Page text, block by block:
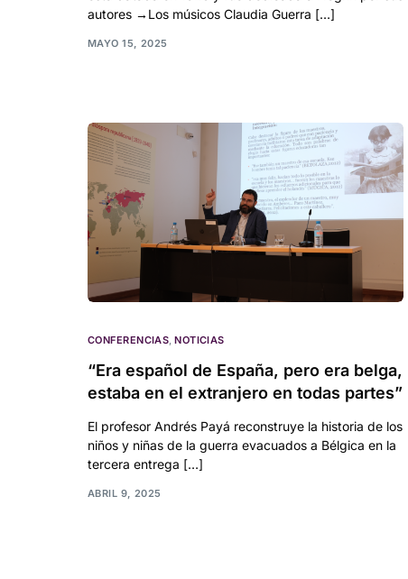
autores →Los músicos Claudia Guerra […]
MAYO 15, 2025
CONFERENCIAS,NOTICIAS
“Era español de España, pero era belga,
estaba en el extranjero en todas partes”
El profesor Andrés Payá reconstruye la historia de los
niños y niñas de la guerra evacuados a Bélgica en la
tercera entrega […]
ABRIL 9, 2025